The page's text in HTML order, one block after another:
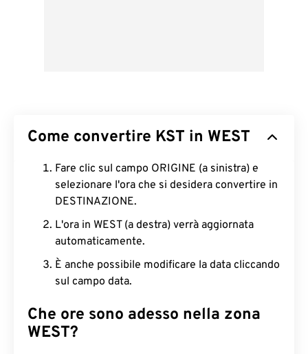
Come convertire KST in WEST
Fare clic sul campo ORIGINE (a sinistra) e
selezionare l'ora che si desidera convertire in
DESTINAZIONE.
L'ora in WEST (a destra) verrà aggiornata
automaticamente.
È anche possibile modificare la data cliccando
sul campo data.
Che ore sono adesso nella zona
WEST?